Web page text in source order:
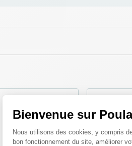
Bienvenue sur
Plateforme de
Nous utilisons des cookies, y compris
bon fonctionnement du site, améliorer